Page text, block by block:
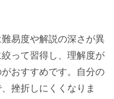
易度や解説の深さが異
って習得し、理解度が
おすすめです。自分の
挫折しにくくなりま